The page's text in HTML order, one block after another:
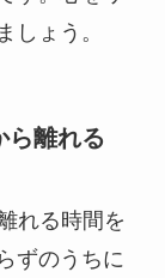
しょう。
ら離れる
れる時間を
ずのうちに